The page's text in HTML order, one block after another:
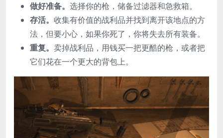
做好准备。 选择你的枪，储备过滤器和急救箱。
存活。 收集有价值的战利品并找到离开该地点的方
法，但要小心，如果你死了，你将失去所有装备。
重复。 卖掉战利品，用钱买一把更酷的枪，或者把
它们花在一个更大的背包上。